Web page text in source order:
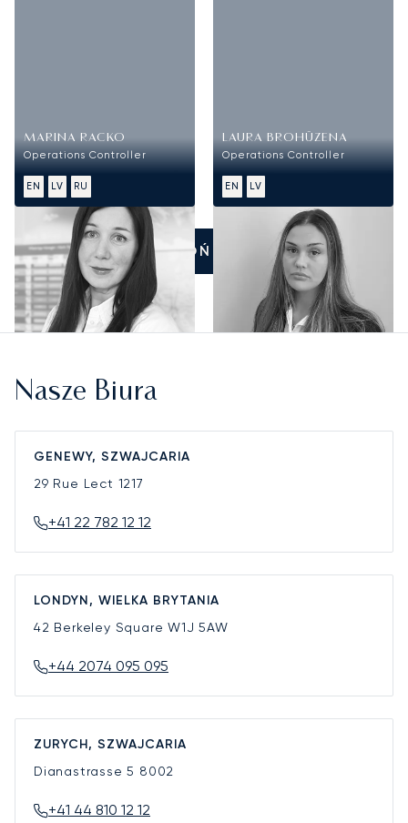
MARINA RACKO
Operations Controller
EN LV RU
LAURA BROHŪZENA
Operations Controller
EN LV
ZADZWOŃ DO NAS
Nasze Biura
GENEWY, SZWAJCARIA
29 Rue Lect 1217
+41 22 782 12 12
LONDYN, WIELKA BRYTANIA
42 Berkeley SquareW1J 5AW
+44 2074 095 095
ZURYCH, SZWAJCARIA
Dianastrasse 5 8002
+41 44 810 12 12